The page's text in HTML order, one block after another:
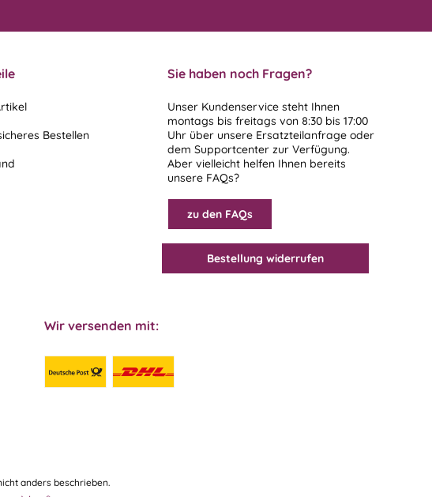
Bestellen
Sie haben noch Fragen?
Unser Kundenservice steht Ihnen
montags bis freitags von 8:30 bis 17:00
Uhr über unsere Ersatzteilanfrage oder
dem Supportcenter zur Verfügung.
Aber vielleicht helfen Ihnen bereits
unsere FAQs?
zu den FAQs
Bestellung widerrufen
Wir versenden mit:
anders beschrieben.